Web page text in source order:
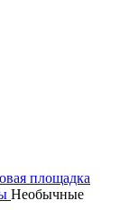
площадка
Необычные